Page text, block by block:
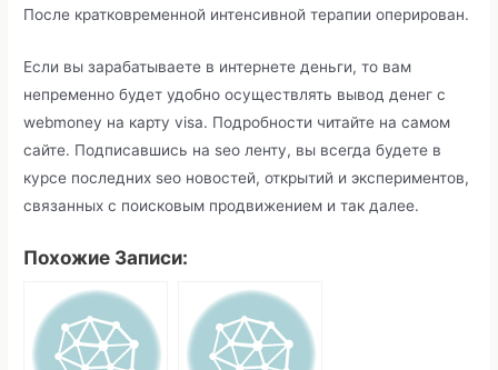
После кратковременной интенсивной терапии оперирован.
Если вы зарабатываете в интернете деньги, то вам
непременно будет удобно осуществлять вывод денег с
webmoney на карту visa. Подробности читайте на самом
сайте. Подписавшись на seo ленту, вы всегда будете в
курсе последних seo новостей, открытий и экспериментов,
связанных с поисковым продвижением и так далее.
Похожие Записи: